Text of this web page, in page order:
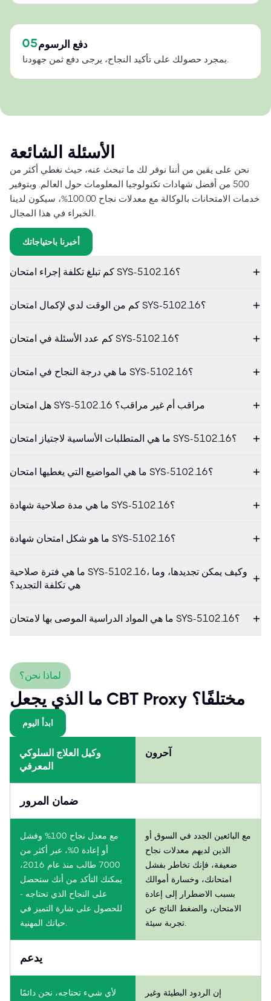
05دفع الرسوم
بمجرد حصولك على تأكيد النجاح، يرجى دفع ثمن جهودنا.
الأسئلة الشائعة
نحن على يقين من أننا نوفر لك ما تبحث عنه، حيث نغطي أكثر من
500 من أفضل شهادات تكنولوجيا المعلومات حول العالم. وبتوفير
خدمات الامتحانات بالوكالة مع معدلات نجاح 100.00%، سيكون لدينا
الخبراء في هذا المجال.
أخبرنا باحتياجاتك
كم تبلغ تكلفة إجراء امتحان SYS-5102.16؟
كم من الوقت لدي لإكمال امتحان SYS-5102.16؟
كم عدد الأسئلة في امتحان SYS-5102.16؟
ما هي درجة النجاح في امتحان SYS-5102.16؟
هل امتحان SYS-5102.16 مراقب أم غير مراقب؟
ما هي المتطلبات الأساسية لاجتياز امتحان SYS-5102.16؟
ما هي المواضيع التي يغطيها امتحان SYS-5102.16؟
ما هي مدة صلاحية شهادة SYS-5102.16؟
ما هو شكل امتحان شهادة SYS-5102.16؟
ما هي فترة صلاحية SYS-5102.16، وكيف يمكن تجديدها، وما
هي تكلفة التجديد؟
ما هي المواد الدراسية الموصى بها لامتحان SYS-5102.16؟
لماذا نحن؟
ما الذي يجعل CBT Proxy مختلفًا؟
ابدأ اليوم
وكيل العلاج السلوكي
المعرفي
آحرون
ضمان المرور
مع معدل نجاح 100% وفشل
أو إعادة 0%، عبر أكثر من
7000 طالب منذ عام 2016،
يمكنك التأكد من أنك ستحصل
على النجاح الذي تحتاجه -
للحصول على شارة التميز في
مع البائعين الجدد في السوق أو
الذين لديهم معدلات نجاح
ضعيفة، فإنك تخاطر بفشل
امتحانك، وخسارة أموالك
بسبب الاضطرار إلى إعادة
الامتحان، والضغط الناتج عن
يدعم
لأي شيء تحتاجه، نحن دائمًا
إن الردود البطيئة وغير